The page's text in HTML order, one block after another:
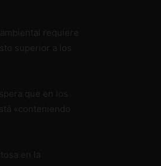
requiere
superior a los
que en los
«conteniendo
en la